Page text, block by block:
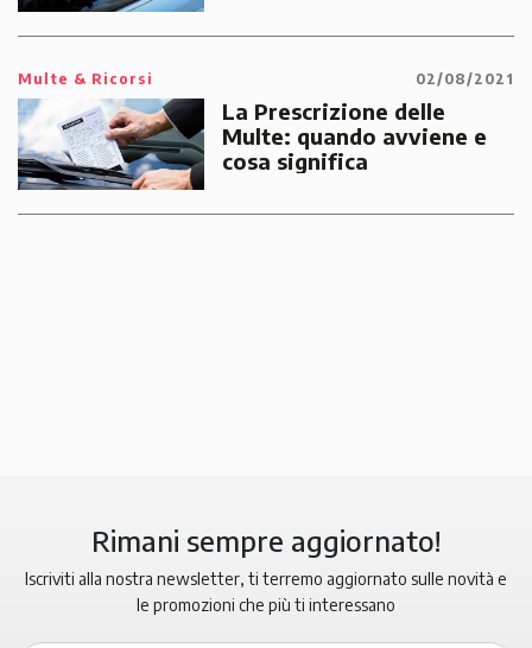
Multe & Ricorsi 02/08/2021
La Prescrizione delle
Multe: quando avviene e
cosa significa
Rimani sempre aggiornato!
Iscriviti alla nostra newsletter, ti terremo aggiornato sulle novità e
le promozioni che più ti interessano